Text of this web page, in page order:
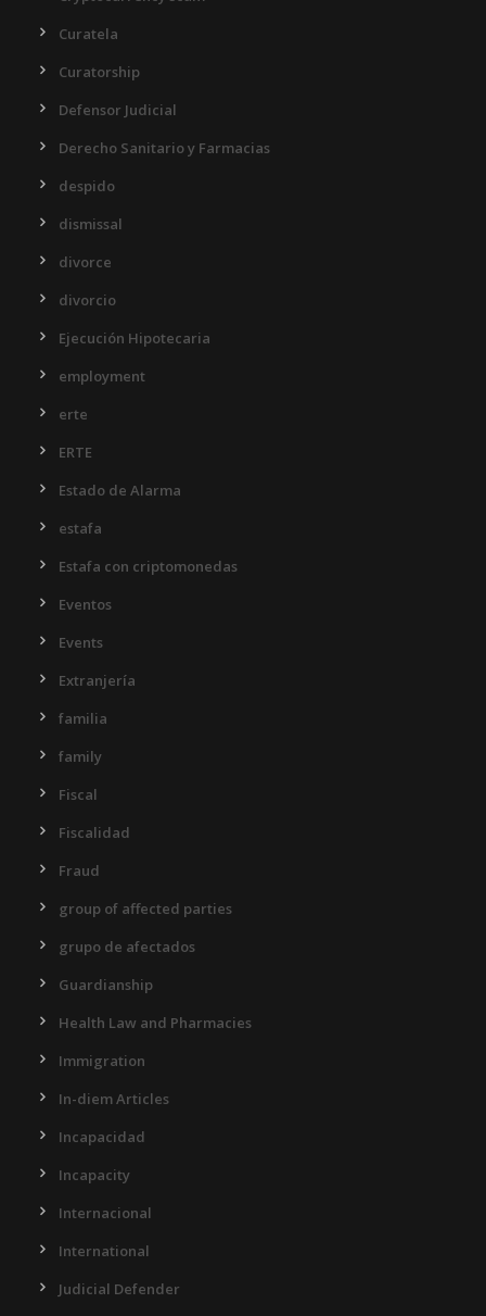
Curatela
Curatorship
Defensor Judicial
Derecho Sanitario y Farmacias
despido
dismissal
divorce
divorcio
Ejecución Hipotecaria
employment
erte
ERTE
Estado de Alarma
estafa
Estafa con criptomonedas
Eventos
Events
Extranjería
familia
family
Fiscal
Fiscalidad
Fraud
group of affected parties
grupo de afectados
Guardianship
Health Law and Pharmacies
Immigration
In-diem Articles
Incapacidad
Incapacity
Internacional
International
Judicial Defender